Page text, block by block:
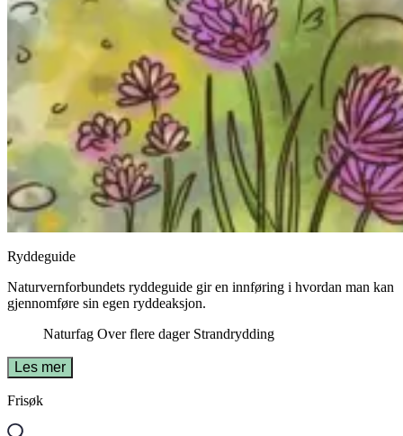
Ryddeguide
Naturvernforbundets ryddeguide gir en innføring i hvordan man kan
gjennomføre sin egen ryddeaksjon.
Naturfag Over flere dager Strandrydding
Les mer
Frisøk